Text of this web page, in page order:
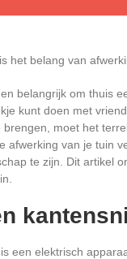
belangrijk om thuis
kunt doen met
moet het
afwerking van je tuin
te zijn. Dit artikel
een elektrisch